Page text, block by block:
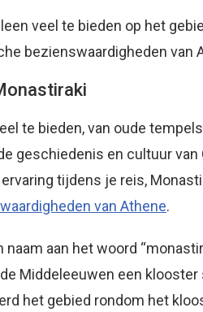
veel te bieden op het
bezienswaardigheden van
te bieden, van oude
geschiedenis en cultuur
tijdens je reis,
van Athene.
aan het woord
Middeleeuwen een
het gebied rondom het